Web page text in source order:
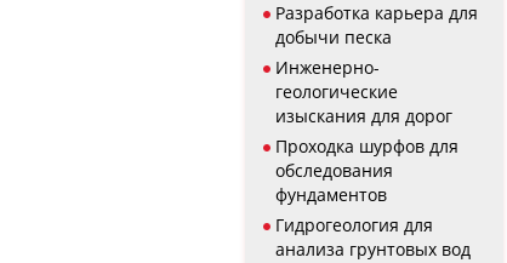
Разработка карьера для
добычи песка
Инженерно-
геологические
изыскания для дорог
Проходка шурфов для
обследования
фундаментов
Гидрогеология для
анализа грунтовых вод